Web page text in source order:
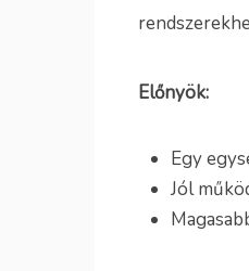
Előnyök:
Egy
Jól